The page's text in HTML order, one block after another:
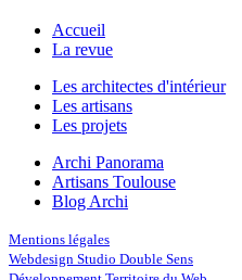
Accueil
La revue
Les architectes d'intérieur
Les artisans
Les projets
Archi Panorama
Artisans Toulouse
Blog Archi
Mentions légales
Webdesign Studio Double Sens